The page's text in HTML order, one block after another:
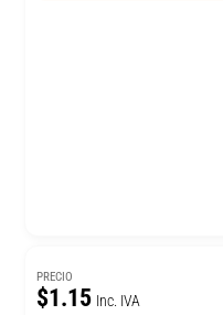
PRECIO
$1.15 Inc. IVA